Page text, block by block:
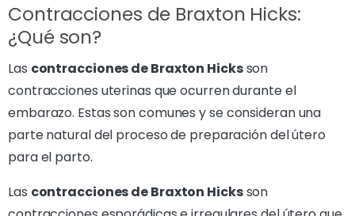
Contracciones de Braxton Hicks:
¿Qué son?
Las contracciones de Braxton Hicksson
contracciones uterinas que ocurren durante el
embarazo. Estas son comunes y se consideran una
parte natural del proceso de preparación del útero
para el parto.
Las contracciones de Braxton Hicksson